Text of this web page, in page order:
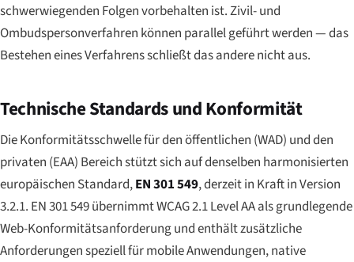
schwerwiegenden Folgen vorbehalten ist. Zivil- und
Ombudspersonverfahren können parallel geführt werden — das
Bestehen eines Verfahrens schließt das andere nicht aus.
Technische Standards und Konformität
Die Konformitätsschwelle für den öffentlichen (WAD) und den
privaten (EAA) Bereich stützt sich auf denselben harmonisierten
europäischen Standard,EN 301 549, derzeit in Kraft in Version
3.2.1. EN 301 549 übernimmt WCAG 2.1 Level AA als grundlegende
Web-Konformitätsanforderung und enthält zusätzliche
Anforderungen speziell für mobile Anwendungen, native